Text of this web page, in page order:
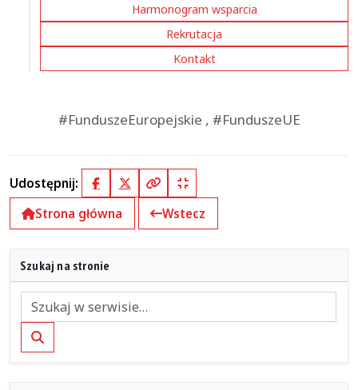
Harmonogram wsparcia
Rekrutacja
Kontakt
#FunduszeEuropejskie , #FunduszeUE
Udostępnij: FacebookX (Twitter)
Kopiuj pełny link
Kopiuj krótki link
Strona główna
Wstecz
Szukaj na stronie
Szukaj